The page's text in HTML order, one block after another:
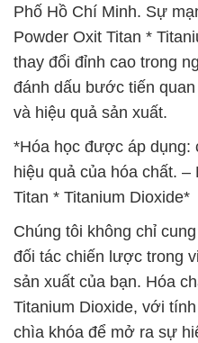
Phố Hồ Chí Minh. Sự
Powder Oxit Titan *
thay đổi đỉnh cao trong
đánh dấu bước tiến
và hiệu quả sản xuất.
*Hóa học được áp
hiệu quả của hóa chất.
Titan * Titanium Dioxide*
Chúng tôi không chỉ
đối tác chiến lược trong
sản xuất của bạn. Hóa
Titanium Dioxide, với
chìa khóa để mở ra sự